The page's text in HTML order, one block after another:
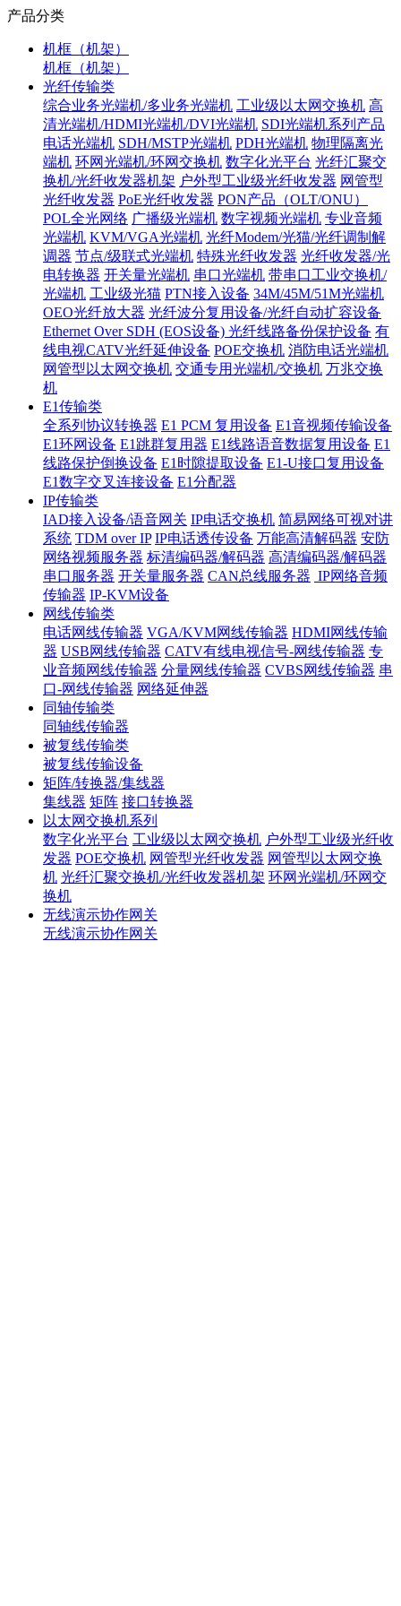
产品分类
机框（机架）
机框（机架）
光纤传输类
综合业务光端机/多业务光端机 工业级以太网交换机 高
清光端机/HDMI光端机/DVI光端机 SDI光端机系列产品
电话光端机 SDH/MSTP光端机 PDH光端机 物理隔离光
端机 环网光端机/环网交换机 数字化光平台 光纤汇聚交
换机/光纤收发器机架 户外型工业级光纤收发器 网管型
光纤收发器 PoE光纤收发器 PON产品（OLT/ONU）
POL全光网络 广播级光端机 数字视频光端机 专业音频
光端机 KVM/VGA光端机 光纤Modem/光猫/光纤调制解
调器 节点/级联式光端机 特殊光纤收发器 光纤收发器/光
电转换器 开关量光端机 串口光端机 带串口工业交换机/
光端机 工业级光猫 PTN接入设备 34M/45M/51M光端机
OEO光纤放大器 光纤波分复用设备/光纤自动扩容设备
Ethernet Over SDH (EOS设备) 光纤线路备份保护设备 有
线电视CATV光纤延伸设备 POE交换机 消防电话光端机
网管型以太网交换机 交通专用光端机/交换机 万兆交换
机
E1传输类
全系列协议转换器 E1 PCM 复用设备 E1音视频传输设备
E1环网设备 E1跳群复用器 E1线路语音数据复用设备 E1
线路保护倒换设备 E1时隙提取设备 E1-U接口复用设备
E1数字交叉连接设备 E1分配器
IP传输类
IAD接入设备/语音网关 IP电话交换机 简易网络可视对讲
系统 TDM over IP IP电话透传设备 万能高清解码器 安防
网络视频服务器 标清编码器/解码器 高清编码器/解码器
串口服务器 开关量服务器 CAN总线服务器 IP网络音频
传输器 IP-KVM设备
网线传输类
电话网线传输器 VGA/KVM网线传输器 HDMI网线传输
器 USB网线传输器 CATV有线电视信号-网线传输器 专
业音频网线传输器 分量网线传输器 CVBS网线传输器 串
口-网线传输器 网络延伸器
同轴传输类
同轴线传输器
被复线传输类
被复线传输设备
矩阵/转换器/集线器
集线器 矩阵 接口转换器
以太网交换机系列
数字化光平台 工业级以太网交换机 户外型工业级光纤收
发器 POE交换机 网管型光纤收发器 网管型以太网交换
机 光纤汇聚交换机/光纤收发器机架 环网光端机/环网交
换机
无线演示协作网关
无线演示协作网关